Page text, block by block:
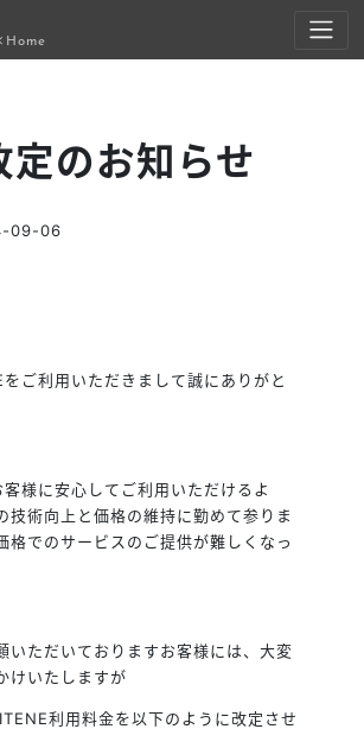
Home
定のお知らせ
09-06
ご利用いただきまして誠にありがと
様に安心してご利用いただけるよ
技術向上と価格の維持に勤めて参りま
格でのサービスのご提供が難しくなっ
いただいておりますお客様には、大変
けいたしますが
利用料金を以下のように改定させ